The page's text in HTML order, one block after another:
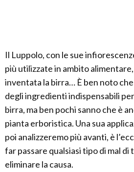
Il Luppolo, con le sue
più utilizzate in ambito
inventata la birra… È ben noto
degli ingredienti indispensabili
birra, ma ben pochi sanno che è
pianta erboristica. Una sua
poi analizzeremo più avanti, è
far passare qualsiasi tipo di mal di
eliminare la causa.